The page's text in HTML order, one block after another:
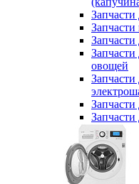
Запчасти
Запчасти
овощей
Запчасти
Запчасти
Запчасти